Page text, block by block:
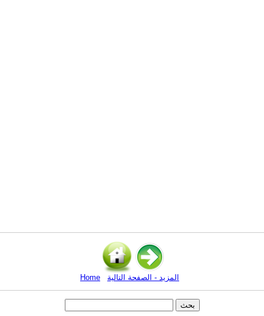
Home المزيد - الصفحة التالية